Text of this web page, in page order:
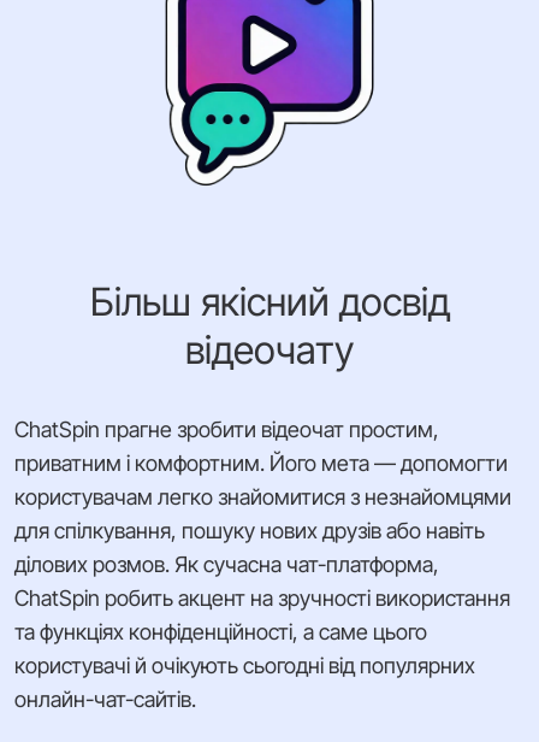
Більш якісний досвід
відеочату
ChatSpin прагне зробити відеочат простим,
приватним і комфортним. Його мета — допомогти
користувачам легко знайомитися з незнайомцями
для спілкування, пошуку нових друзів або навіть
ділових розмов. Як сучасна чат-платформа,
ChatSpin робить акцент на зручності використання
та функціях конфіденційності, а саме цього
користувачі й очікують сьогодні від популярних
онлайн-чат-сайтів.